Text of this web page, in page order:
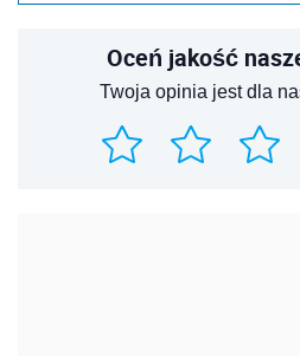
Oceń jakość
Twoja opinia jest dla